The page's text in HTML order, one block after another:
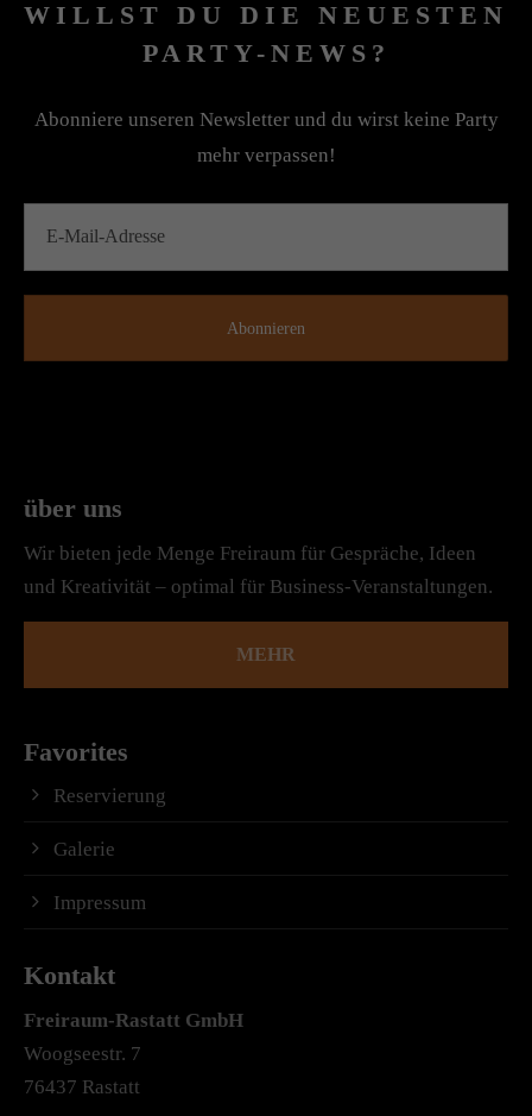
WILLST DU DIE NEUESTEN
PARTY-NEWS?
Abonniere unseren Newsletter und du wirst keine Party
mehr verpassen!
über uns
Wir bieten jede Menge Freiraum für Gespräche, Ideen
und Kreativität – optimal für Business-Veranstaltungen.
MEHR
Favorites
Reservierung
Galerie
Impressum
Kontakt
Freiraum-Rastatt GmbH
Woogseestr. 7
76437 Rastatt